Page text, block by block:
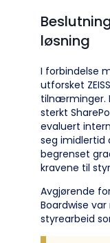
løsning
I forbindelse
utforsket
tilnærminger.
sterkt
evaluert
seg
begrenset
kravene til
Avgjørende
Boardwise
styrearbeid